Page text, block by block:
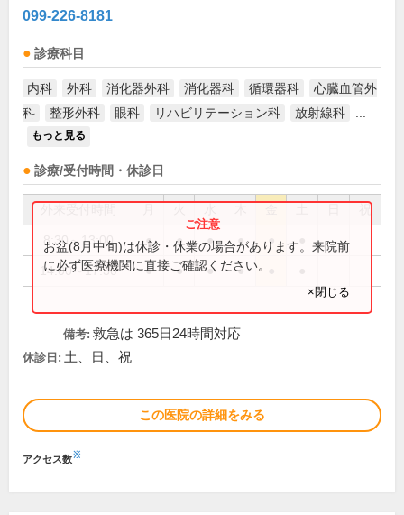
099-226-8181
診療科目
内科 外科 消化器外科 消化器科 循環器科
心臓血管外
科
整形外科 眼科 リハビリテーション科 放射線科
もっと見る
診療/受付時間・休診日
祝
8:30～13:00 ● ● ● ● ●
14:00～17:30 ● ● ● ●
お盆(8月中旬)は休診・休業の場合があります。来院前
に必ず医療機関に直接ご確認ください。
×閉じる
備考: 救急は 365日24時間対応
休診日: 土、日、祝
この医院の詳細をみる
アクセス数※